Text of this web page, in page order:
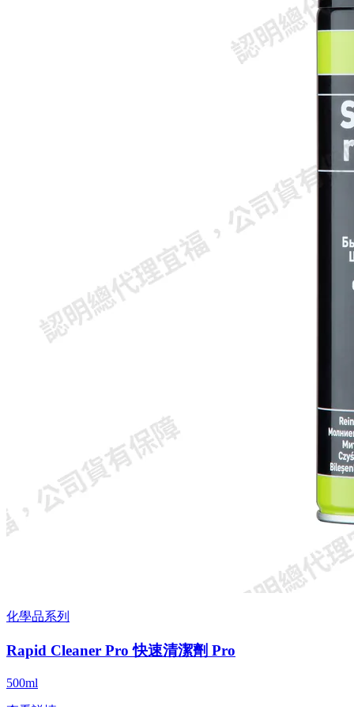
化學品系列
Rapid Cleaner Pro 快速清潔劑 Pro
500ml